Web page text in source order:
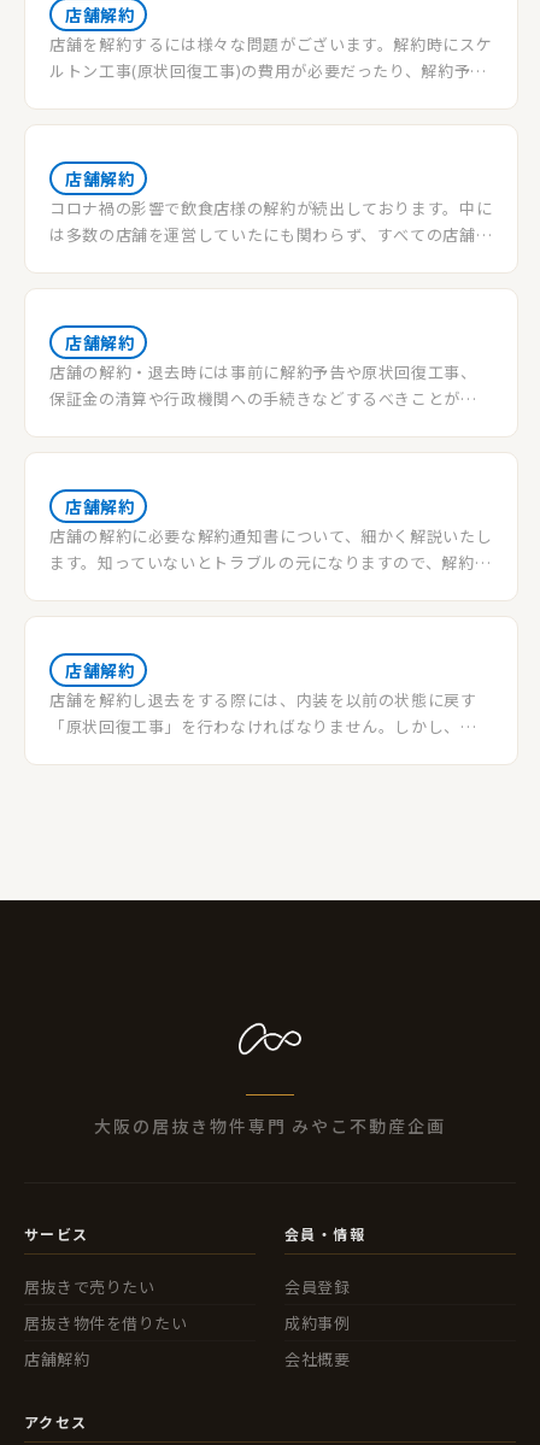
すく解説していきます。また、中にはトラブルになる可能性
がある項目もありますのでそちらも記載しています。参考に
してスムーズな解約になるようにしていきましょう。流れと
解説していきます。
店舗解約
店舗を解約するには様々な問題がございます。解約時にスケ
ルトン工事(原状回復工事)の費用が必要だったり、解約予告
おとくな解約方法をお伝えしております。
店舗解約
コロナ禍の影響で飲食店様の解約が続出しております。中に
は多数の店舗を運営していたにも関わらず、すべての店舗を
今回はその背景や方法などを記事に残せたらと思っており
店舗解約
店舗の解約・退去時には事前に解約予告や原状回復工事、
保証金の清算や行政機関への手続きなどするべきことが多
で、非常にトラブルが発生しやすいので注意が必要です。当
の対処法や抑えるべき注意点をご紹介します。
店舗解約
店舗の解約に必要な解約通知書について、細かく解説いたし
ます。知っていないとトラブルの元になりますので、解約通
店舗解約
店舗を解約し退去をする際には、内装を以前の状態に戻す
「原状回復工事」を行わなければなりません。しかし、正
大阪の居抜き物件専門 みやこ不動産企画
サービス
居抜きで売りたい
居抜き物件を借りたい
店舗解約
会員・情報
会員登録
成約事例
会社概要
アクセス